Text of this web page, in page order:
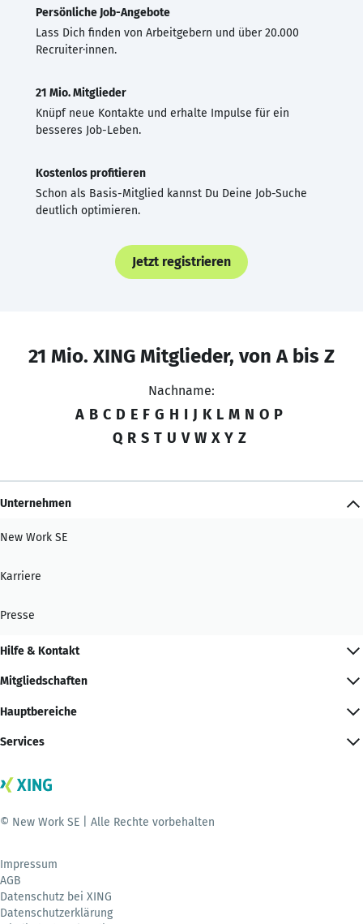
Persönliche Job-Angebote
Lass Dich finden von Arbeitgebern und über 20.000
Recruiter·innen.
21 Mio. Mitglieder
Knüpf neue Kontakte und erhalte Impulse für ein
besseres Job-Leben.
Kostenlos profitieren
Schon als Basis-Mitglied kannst Du Deine Job-Suche
deutlich optimieren.
Jetzt registrieren
21 Mio. XING Mitglieder, von A bis Z
Nachname:
A B C D E F G H I J K L M N O P
Q R S T U V W X Y Z
Unternehmen
New Work SE
Karriere
Presse
Hilfe & Kontakt
Mitgliedschaften
Hauptbereiche
Services
© New Work SE | Alle Rechte vorbehalten
Impressum
AGB
Datenschutz bei XING
Datenschutzerklärung